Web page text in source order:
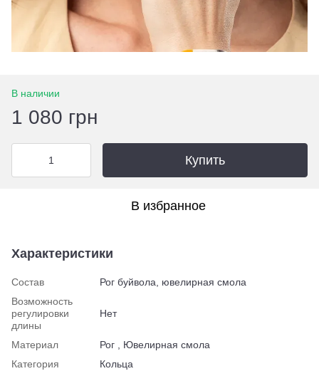
В наличии
1 080 грн
Купить
В избранное
Характеристики
Состав
Рог буйвола, ювелирная смола
Возможность
регулировки
длины
Нет
Материал
Рог , Ювелирная смола
Категория
Кольца